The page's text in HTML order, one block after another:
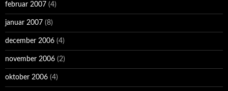
februar 2007 (4)
januar 2007 (8)
december 2006 (4)
november 2006 (2)
oktober 2006 (4)